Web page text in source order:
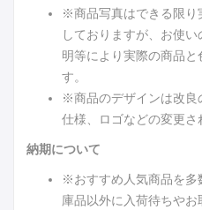
※商品写真はできる限り
しておりますが、お使
明等により実際の商品
す。
※商品のデザインは改良
仕様、ロゴなどの変更さ
納期について
※おすすめ人気商品を多
庫品以外に入荷待ちや